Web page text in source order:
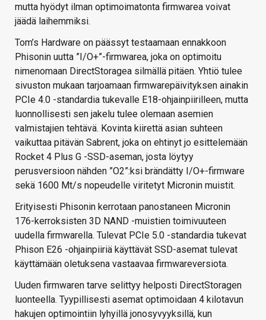
mutta hyödyt ilman optimoimatonta firmwarea voivat
jäädä laihemmiksi.
Tom’s Hardware on päässyt testaamaan ennakkoon
Phisonin uutta ”I/O+”-firmwarea, joka on optimoitu
nimenomaan DirectStoragea silmällä pitäen. Yhtiö tulee
sivuston mukaan tarjoamaan firmwarepäivityksen ainakin
PCIe 4.0 -standardia tukevalle E18-ohjainpiirilleen, mutta
luonnollisesti sen jakelu tulee olemaan asemien
valmistajien tehtävä. Kovinta kiirettä asian suhteen
vaikuttaa pitävän Sabrent, joka on ehtinyt jo esittelemään
Rocket 4 Plus G -SSD-aseman, josta löytyy
perusversioon nähden ”O2”:ksi brändätty I/O+-firmware
sekä 1600 Mt/s nopeudelle viritetyt Micronin muistit.
Erityisesti Phisonin kerrotaan panostaneen Micronin
176-kerroksisten 3D NAND -muistien toimivuuteen
uudella firmwarella. Tulevat PCIe 5.0 -standardia tukevat
Phison E26 -ohjainpiiriä käyttävät SSD-asemat tulevat
käyttämään oletuksena vastaavaa firmwareversiota.
Uuden firmwaren tarve selittyy helposti DirectStoragen
luonteella. Tyypillisesti asemat optimoidaan 4 kilotavun
hakujen optimointiin lyhyillä jonosyvyyksillä, kun